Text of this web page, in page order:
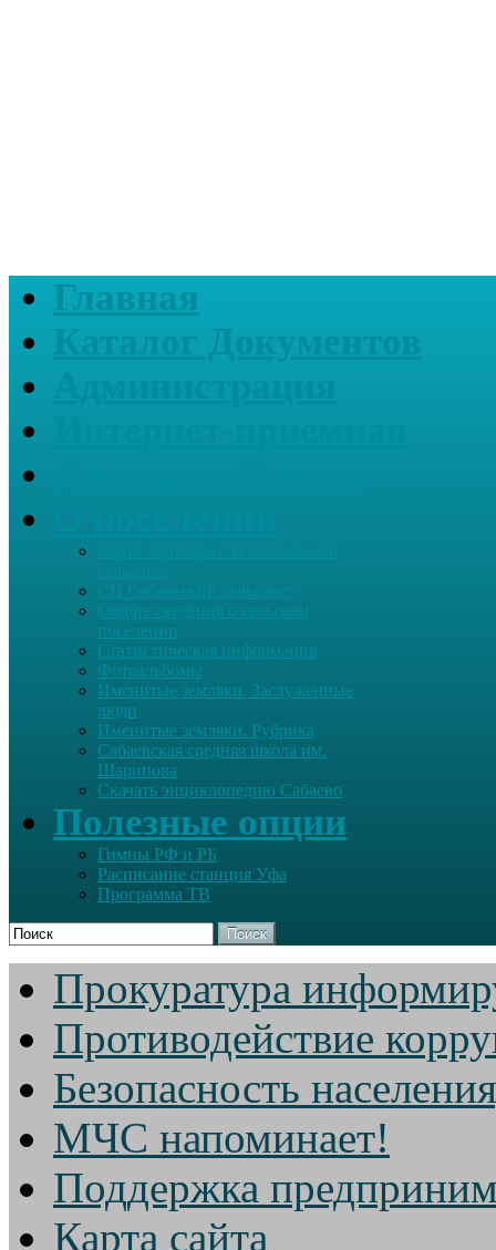
Главная
Общие сведения о сельском
поселении
Статистическая информация
Фотоальбомы
Именитые земляки. Заслуженные
люди
Именитые земляки. Рубрика
Сабаевская средняя школа им.
Шарипова
Скачать энциклопедию Сабаево
Полезные опции
Гимны РФ и РБ
Расписание станция Уфа
Программа ТВ
Поиск
Прокуратура
Противодействие
Безопасность
МЧС напоминает!
Поддержка
Карта сайта